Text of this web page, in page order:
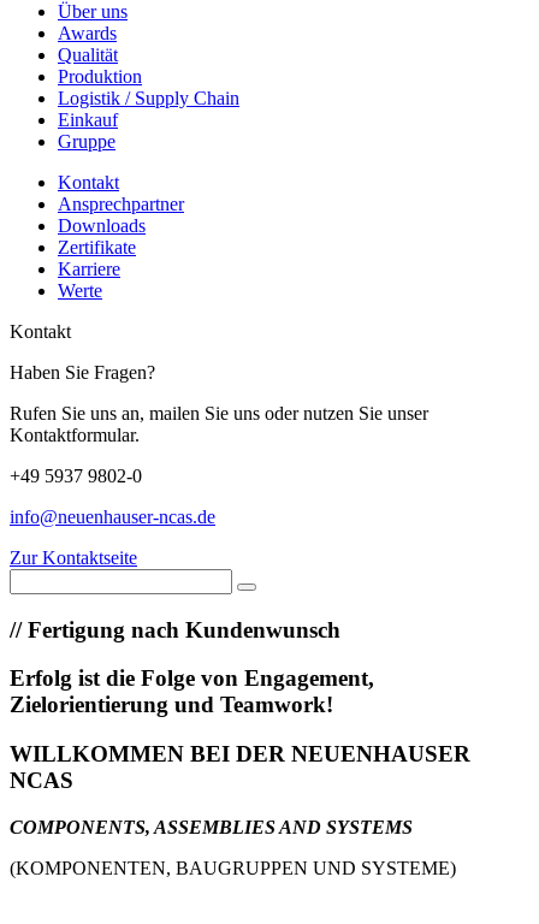
Über uns
Awards
Qualität
Produktion
Logistik / Supply Chain
Einkauf
Gruppe
Kontakt
Ansprechpartner
Downloads
Zertifikate
Karriere
Werte
Kontakt
Haben Sie Fragen?
Rufen Sie uns an, mailen Sie uns oder nutzen Sie unser
Kontaktformular.
+49 5937 9802-0
info@neuenhauser-ncas.de
Zur Kontaktseite
//Fertigung nach Kundenwunsch
Erfolg ist die Folge von Engagement,
Zielorientierung und Teamwork!
WILLKOMMEN BEI DER NEUENHAUSER
NCAS
COMPONENTS, ASSEMBLIES AND SYSTEMS
(KOMPONENTEN, BAUGRUPPEN UND SYSTEME)